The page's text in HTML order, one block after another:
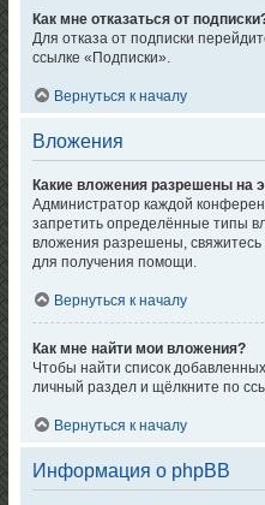
Как мне отказаться от
Для отказа от подписки
ссылке «Подписки».
Вернуться к началу
Вложения
Какие вложения разрешены на
Администратор каждой
запретить определённые типы
вложения разрешены,
для получения помощи.
Вернуться к началу
Как мне найти мои вложения?
Чтобы найти список
личный раздел и щёлкните по
Вернуться к началу
Информация о phpBB